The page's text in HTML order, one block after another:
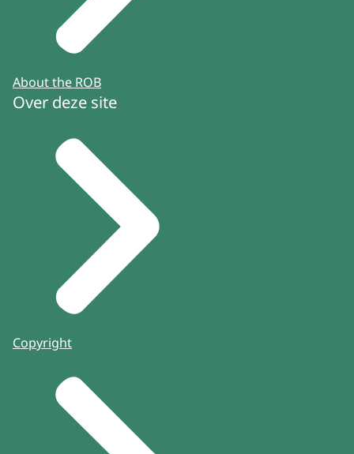
About the ROB
Over deze site
Copyright